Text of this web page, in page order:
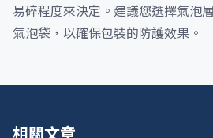
易碎程度來決定。建議您選擇氣泡
氣泡袋，以確保包裝的防護效果。
相關文章